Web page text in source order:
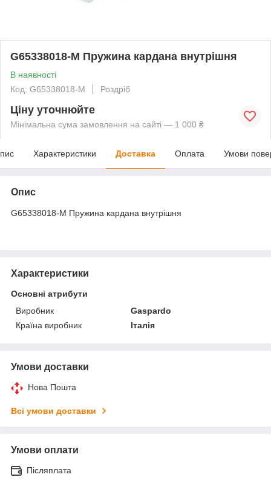
G65338018-M Пружина кардана внутрішня
В наявності
Код: G65338018-M
Роздріб
Ціну уточнюйте
Мінімальна сума замовлення на сайті — 1 000 ₴
Характеристики Доставка Оплата Умови
Опис
G65338018-M Пружина кардана внутрішня
Характеристики
Основні атрибути
Виробник
Gaspardo
Країна виробник
Італія
Умови доставки
Нова Пошта
Всі умови доставки
Умови оплати
Післяплата